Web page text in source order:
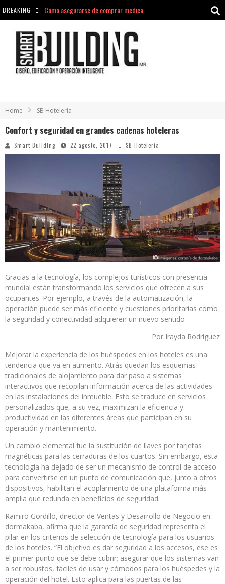
BREAKING
hello world
hello world
Home SB Hotelería
Confort y seguridad en grandes cadenas hoteleras
Smart Building 22 agosto, 2017 SB Hotelería
Gracias a la tecnología, los complejos turísticos con presencia
mundial están transformando los servicios que ofrecen a sus
ocupantes. Por ejemplo, a través de la automatización, la
operación puede ser más eficiente y cuestiones prioritarias como
la seguridad y conectividad adquieren un nuevo sentido
Por Irayda Rodríguez
Mejorar la experiencia de los huéspedes en los hoteles es una
tendencia que va en aumento. Atrás quedan los esquemas
tradicionales de alojamiento para dar paso a sistemas
interactivos que recopilan información acerca de las actividades
en las instalaciones del inmueble. Esto se traduce en servicios
personalizados que, a su vez, maximizan la eficiencia y
productividad en las diferentes áreas que participan en su
operación y mantenimiento.
Un cambio elemental fue la sustitución de llaves por tarjetas
magnéticas para las cerraduras de los cuartos. Sin embargo, esta
tecnología ha dejado de ser un mecanismo de control de acceso
para convertirse en un punto de comunicación que, junto a otros
dispositivos, habilitan el acoplamiento de una plataforma más
amplia que redunda en beneficios de seguridad.
Ramiro Gordillo, director de Ventas y Desarrollo de Negocio en
dormakaba, afirma que la garantía de seguridad representa el
pilar en los criterios de selección de tecnología para los usuarios
de los hoteles. “El objetivo es dar seguridad a los accesos, ese es
el primer punto que se debe cubrir; asegurar que los sistemas van
a ser robustos, fáciles de usar y cómodos para los huéspedes y la
operación del hotel. Esto aplica para las puertas de las